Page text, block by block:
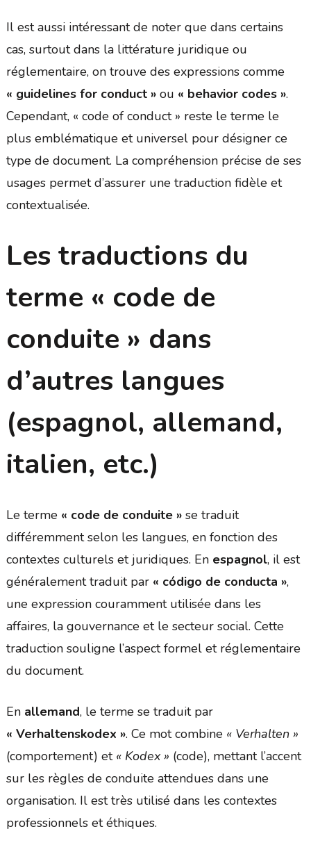
Il est aussi intéressant de noter que dans certains
cas, surtout dans la littérature juridique ou
réglementaire, on trouve des expressions comme
« guidelines for conduct »ou « behavior codes ».
Cependant, « code of conduct » reste le terme le
plus emblématique et universel pour désigner ce
type de document. La compréhension précise de ses
usages permet d’assurer une traduction fidèle et
contextualisée.
Les traductions du
terme « code de
conduite » dans
d’autres langues
(espagnol, allemand,
italien, etc.)
Le terme « code de conduite »se traduit
différemment selon les langues, en fonction des
contextes culturels et juridiques. En espagnol, il est
généralement traduit par « código de conducta »,
une expression couramment utilisée dans les
affaires, la gouvernance et le secteur social. Cette
traduction souligne l’aspect formel et réglementaire
du document.
En allemand, le terme se traduit par
« Verhaltenskodex ». Ce mot combine « Verhalten »
(comportement) et « Kodex » (code), mettant l’accent
sur les règles de conduite attendues dans une
organisation. Il est très utilisé dans les contextes
professionnels et éthiques.